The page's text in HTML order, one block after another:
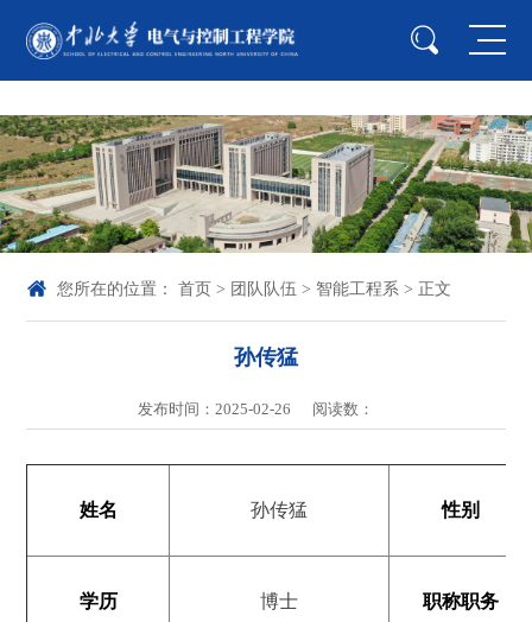
中国·yl23411(永利)集团官网-Officialwebsite
您所在的位置： 首页> 团队队伍 > 智能工程系 > 正文
孙传猛
发布时间：2025-02-26 阅读数：
姓名 孙传猛 性别
学历 博士 职称职务